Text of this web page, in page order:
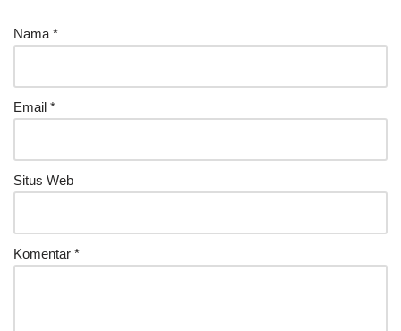
Nama *
Email *
Situs Web
Komentar *